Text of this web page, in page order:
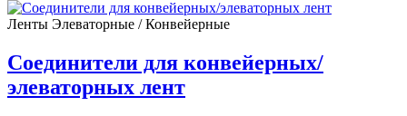
Ленты Элеваторные / Конвейерные
Соединители для конвейерных/
элеваторных лент